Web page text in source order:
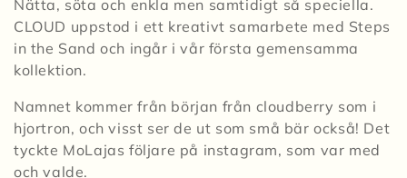
e
c
t
i
Nätta, söta och enkla men samtidigt så speciella.
CLOUD uppstod i ett kreativt samarbete med Steps
in the Sand och ingår i vår första gemensamma
kollektion.
Namnet kommer från början från cloudberry som i
hjortron, och visst ser de ut som små bär också! Det
tyckte MoLajas följare på instagram, som var med
och valde.